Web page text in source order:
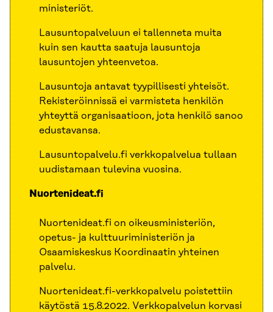
ministeriöt.
Lausuntopalveluun ei tallenneta muita
kuin sen kautta saatuja lausuntoja
lausuntojen yhteenvetoa.
Lausuntoja antavat tyypillisesti yhteisöt.
Rekisteröinnissä ei varmisteta henkilön
yhteyttä organisaatioon, jota henkilö sanoo
edustavansa.
Lausuntopalvelu.fi verkkopalvelua tullaan
uudistamaan tulevina vuosina.
Nuortenideat.fi
Nuortenideat.fi on oikeusministeriön,
opetus- ja kulttuuriministeriön ja
Osaamiskeskus Koordinaatin yhteinen
palvelu.
Nuortenideat.fi-verkkopalvelu poistettiin
käytöstä 15.8.2022. Verkkopalvelun korvasi